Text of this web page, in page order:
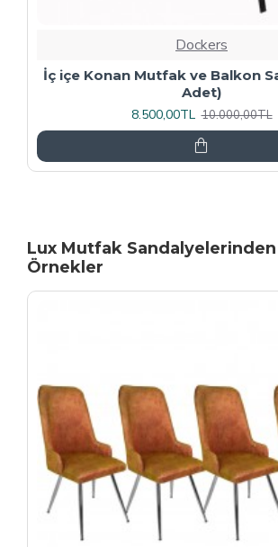
Dockers
Kapitoneli Sandalye (Deri) (4
9.600,00TL 12.000,00TL
Lux Mutfak Sandalyelerinden
Örnekler